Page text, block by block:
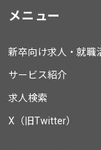
メニュー
新卒向け求人・就職
サービス紹介
求人検索
X（旧Twitter）